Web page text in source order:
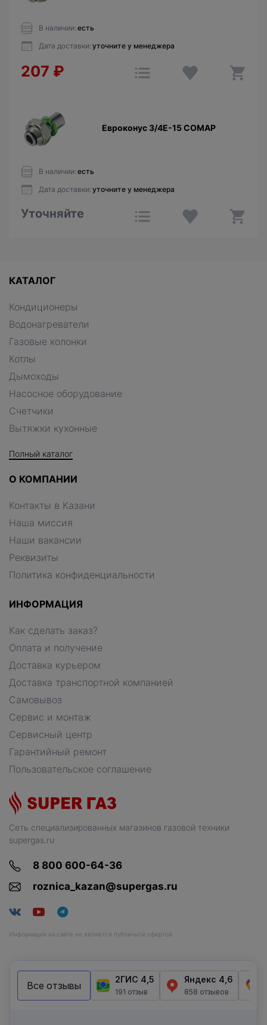
В наличии: есть
Дата доставки: уточните у менеджера
207 ₽
Евроконус 3/4E-15 COMAP
В наличии: есть
Дата доставки: уточните у менеджера
Уточняйте
Сеть специализированных магазинов газовой техники
supergas.ru
8 800 600-64-36
roznica_kazan@supergas.ru
Информация на сайте не является публичной офертой
КАТАЛОГ
Кондиционеры
Водонагреватели
Газовые колонки
Котлы
Дымоходы
Насосное оборудование
Счетчики
Вытяжки кухонные
Полный каталог
О КОМПАНИИ
Контакты в Казани
Наша миссия
Наши вакансии
Реквизиты
Политика конфиденциальности
ИНФОРМАЦИЯ
Как сделать заказ?
Оплата и получение
Доставка курьером
Доставка транспортной компанией
Самовывоз
Сервис и монтаж
Сервисный центр
Гарантийный ремонт
Пользовательское соглашение